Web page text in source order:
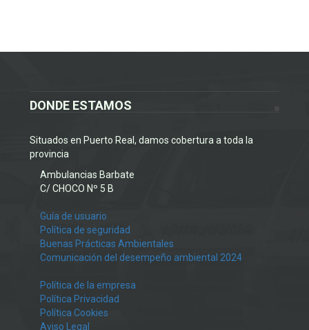
DONDE ESTAMOS
Situados en Puerto Real, damos cobertura a toda la
provincia
Ambulancias Barbate
C/ CHOCO Nº 5 B
Guía de usuario
Política de seguridad
Buenas Prácticas Ambientales
Comunicación del desempeño ambiental 2024
Política de la empresa
Política Privacidad
Política Cookies
Aviso Legal